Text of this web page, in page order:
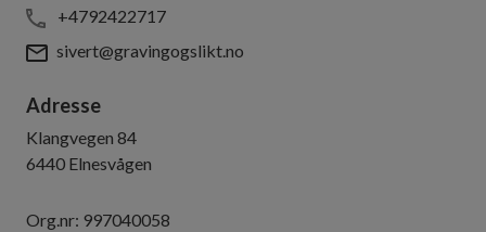
+4792422717
sivert@gravingogslikt.no
Adresse
Klangvegen 84
6440 Elnesvågen
Org.nr: 997040058